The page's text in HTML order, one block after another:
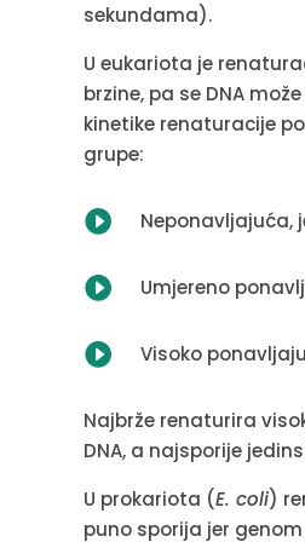
sekundama).
U eukariota je
brzine, pa se DNA
kinetike renaturacije
grupe:
 Neponavljajuća,
 Umjereno
 Visoko
Najbrže renaturira
DNA, a najsporije
U prokariota (E. coli)
puno sporija jer